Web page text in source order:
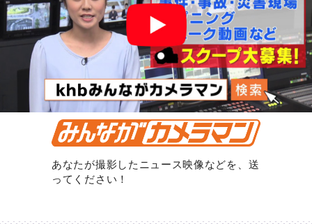
あなたが撮影したニュース映像などを、送
ってください！